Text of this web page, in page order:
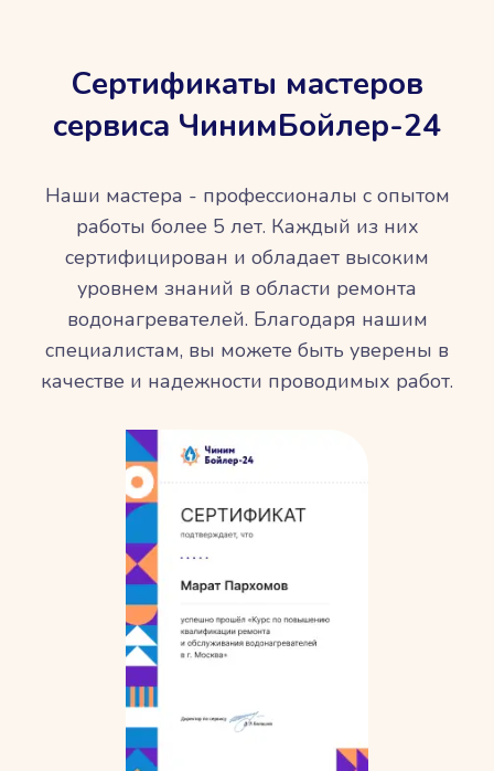
Сертификаты мастеров
сервиса ЧинимБойлер-24
Наши мастера - профессионалы с опытом
работы более 5 лет. Каждый из них
сертифицирован и обладает высоким
уровнем знаний в области ремонта
водонагревателей. Благодаря нашим
специалистам, вы можете быть уверены в
качестве и надежности проводимых работ.